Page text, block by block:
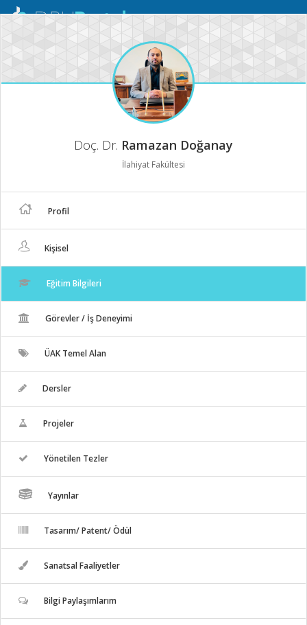
Mobil
Doç. Dr. Ramazan Doğanay
İlahiyat Fakültesi
Profil
Kişisel
Eğitim Bilgileri
Görevler / İş Deneyimi
ÜAK Temel Alan
Dersler
Projeler
Yönetilen Tezler
Yayınlar
Tasarım/ Patent/ Ödül
Sanatsal Faaliyetler
Bilgi Paylaşımlarım